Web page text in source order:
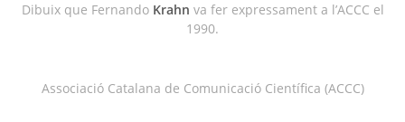
Dibuix que Fernando Krahn va fer expressament a l’ACCC el
1990.
Associació Catalana de Comunicació Científica (ACCC)